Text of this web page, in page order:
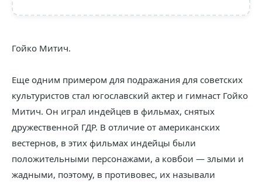
Гойко Митич.
Еще одним примером для подражания для советских
культуристов стал югославский актер и гимнаст Гойко
Митич. Он играл индейцев в фильмах, снятых
дружественной ГДР. В отличие от американских
вестернов, в этих фильмах индейцы были
положительными персонажами, а ковбои — злыми и
жадными, поэтому, в противовес, их называли